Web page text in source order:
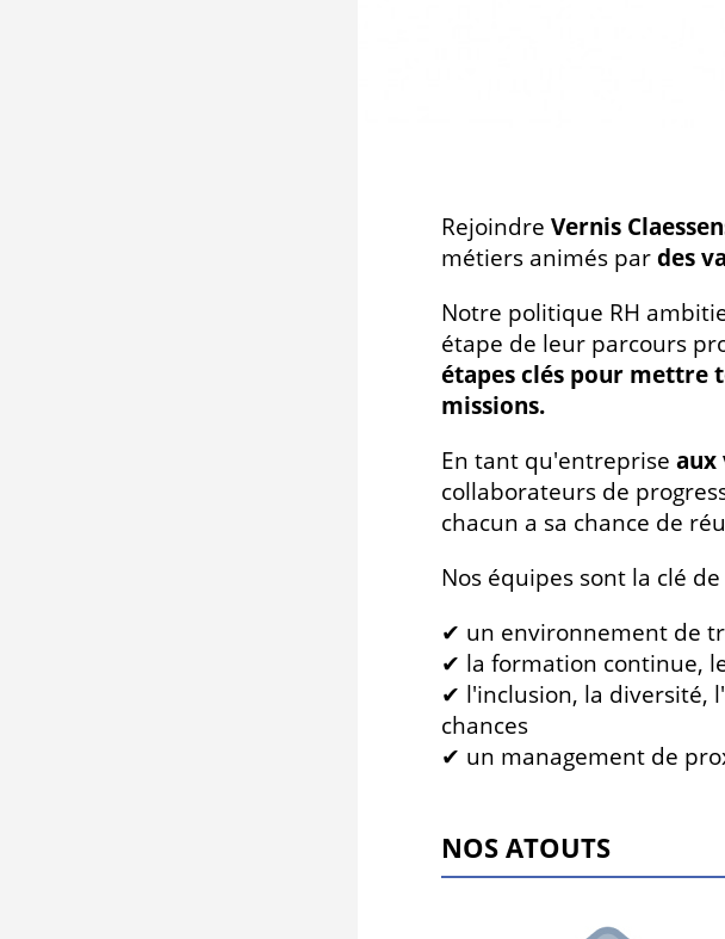
Rejoindre Vernis
métiers animés pardes
Notre politique RH
étape de leur parcours
étapes clés pour mettre
missions.
En tant qu'entreprise aux
collaborateurs de
chacun a sa chance de
Nos équipes sont la clé
✔ un environnement de
✔ la formation continue,
✔ l'inclusion, la diversité,
chances
✔ un management de
NOS ATOUTS